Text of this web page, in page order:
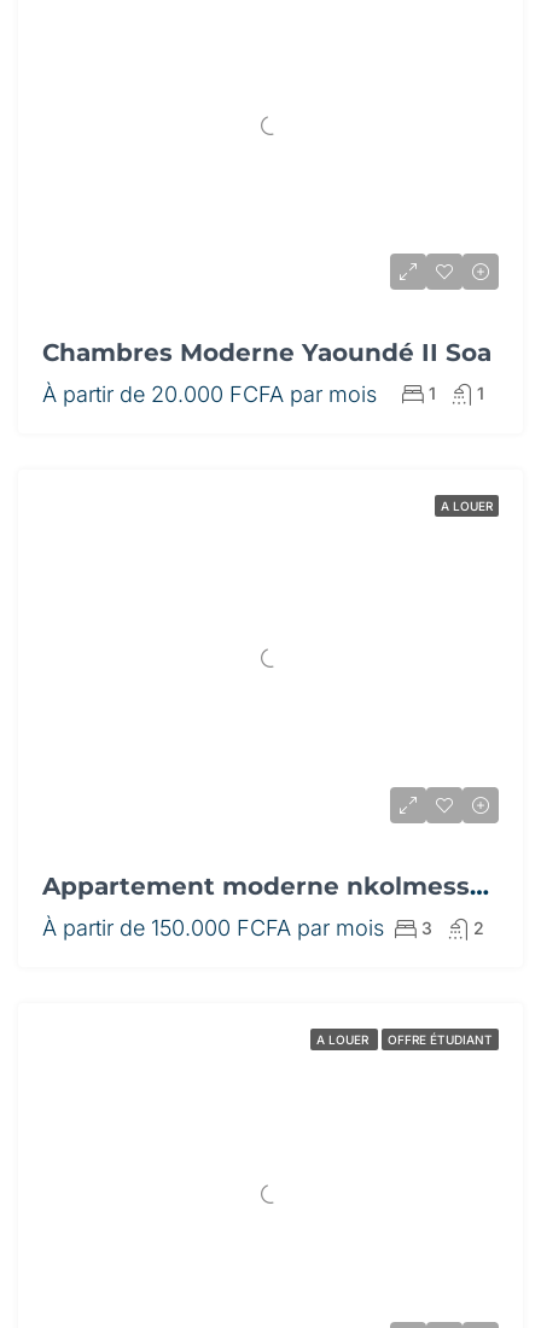
Chambres Moderne Yaoundé II Soa
À partir de 20.000 FCFA par mois 1 1
A LOUER
Appartement moderne nkolmesseng
À partir de 150.000 FCFA par mois 3 2
A LOUER OFFRE ÉTUDIANT